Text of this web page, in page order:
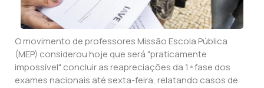
O movimento de professores Missão Escola Pública
(MEP) considerou hoje que será "praticamente
impossível" concluir as reapreciações da 1.ª fase dos
exames nacionais até sexta-feira, relatando casos de